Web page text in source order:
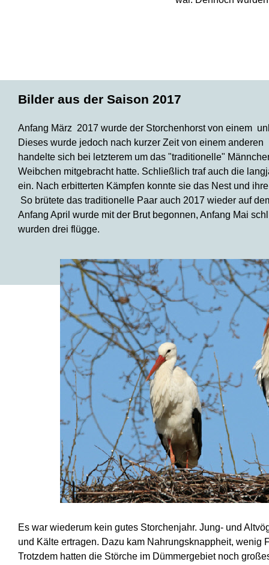
Es war wiederum kein gutes Storchenjahr. Jung- und
und Kälte ertragen. Dazu kam Nahrungsknappheit, wenig
Trotzdem hatten die Störche im Dümmergebiet noch
Bilder aus der Saison 2017
Anfang März 2017 wurde der Storchenhorst von einem
Dieses wurde jedoch nach kurzer Zeit von einem anderen
handelte sich bei letzterem um das "traditionelle"
Weibchen mitgebracht hatte. Schließlich traf auch die
ein. Nach erbitterten Kämpfen konnte sie das Nest und
So brütete das traditionelle Paar auch 2017 wieder auf
Anfang April wurde mit der Brut begonnen, Anfang Mai
wurden drei flügge.